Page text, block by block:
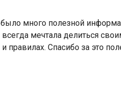
было много полезной
мечтала делиться
Спасибо за это